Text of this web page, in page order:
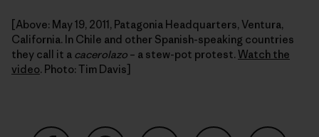
[Above: May 19, 2011, Patagonia Headquarters, Ventura,
California. In Chile and other Spanish-speaking countries
they call it a cacerolazo – a stew-pot protest. Watch the
video. Photo: Tim Davis]